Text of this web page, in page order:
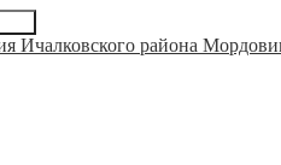
Ичалковского района